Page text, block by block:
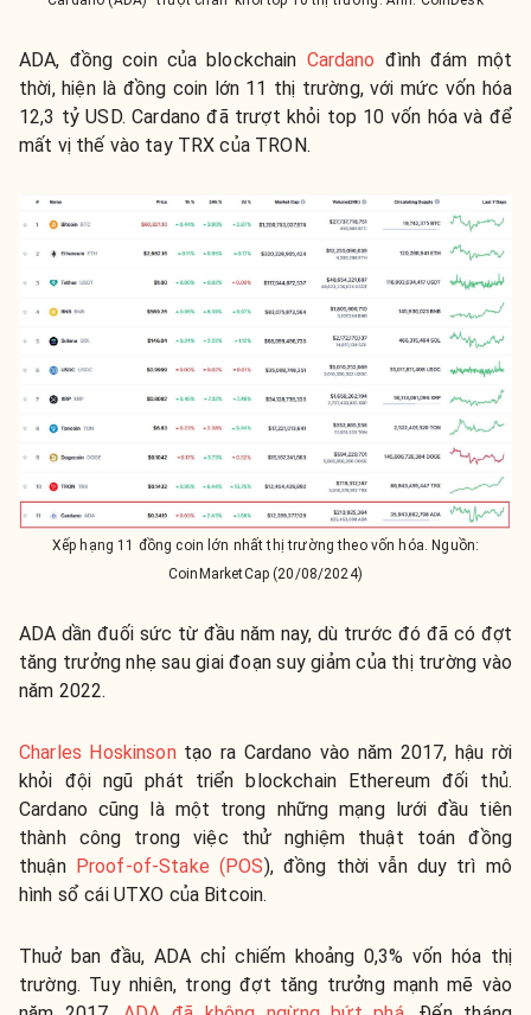
ADA, đồng coin của blockchain Cardano đình đám một
thời, hiện là đồng coin lớn 11 thị trường, với mức vốn hóa
12,3 tỷ USD. Cardano đã trượt khỏi top 10 vốn hóa và để
mất vị thế vào tay TRX của TRON.
Xếp hạng 11 đồng coin lớn nhất thị trường theo vốn hóa. Nguồn:
CoinMarketCap (20/08/2024)
ADA dần đuối sức từ đầu năm nay, dù trước đó đã có đợt
tăng trưởng nhẹ sau giai đoạn suy giảm của thị trường vào
năm 2022.
Charles Hoskinsontạo ra Cardano vào năm 2017, hậu rời
khỏi đội ngũ phát triển blockchain Ethereum đối thủ.
Cardano cũng là một trong những mạng lưới đầu tiên
thành công trong việc thử nghiệm thuật toán đồng
thuận Proof-of-Stake (POS), đồng thời vẫn duy trì mô
hình sổ cái UTXO của Bitcoin.
Thuở ban đầu, ADA chỉ chiếm khoảng 0,3% vốn hóa thị
trường. Tuy nhiên, trong đợt tăng trưởng mạnh mẽ vào